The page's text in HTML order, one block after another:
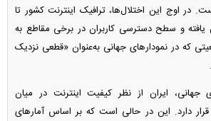
در اوج این اختلال‌ها، ترافیک اینترنت کشور تا
کاهش یافته و سطح دسترسی کاربران در برخی مقاطع به
که در نمودار‌های جهانی به‌عنوان «قطعی نزدیک
ایران از نظر کیفیت اینترنت در میان
دارد. این در حالی است که بر اساس آمار‌های